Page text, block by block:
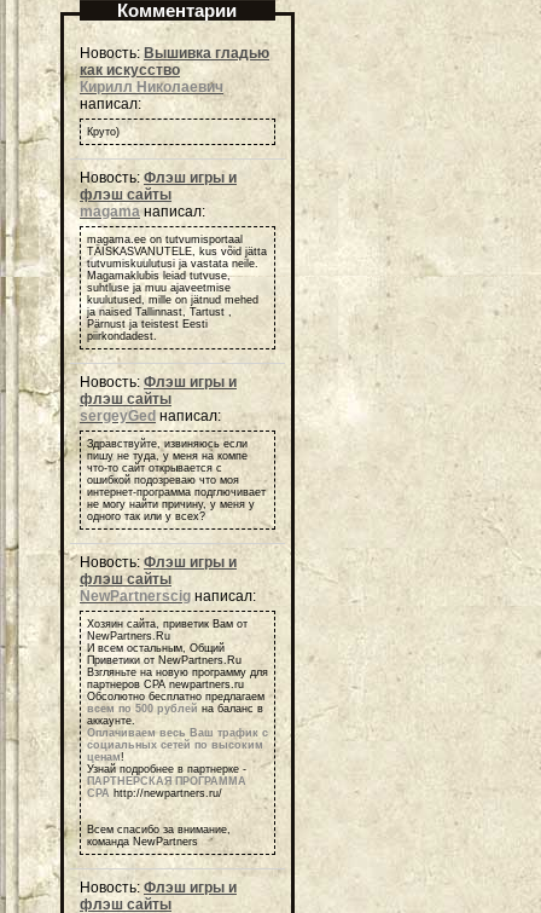
Комментарии
Новость: Вышивка гладью
как искусство
Кирилл Николаевич
написал:
Круто)
Новость: Флэш игры и
флэш сайты
magamaнаписал:
magama.ee on tutvumisportaal
TÄISKASVANUTELE, kus võid jätta
tutvumiskuulutusi ja vastata neile.
Magamaklubis leiad tutvuse,
suhtluse ja muu ajaveetmise
kuulutused, mille on jätnud mehed
ja naised Tallinnast, Tartust ,
Pärnust ja teistest Eesti
piirkondadest.
Новость: Флэш игры и
флэш сайты
sergeyGed написал:
Здравствуйте, извиняюсь если
пишу не туда, у меня на компе
что-то сайт открывается с
ошибкой подозреваю что моя
интернет-программа подглючивает
не могу найти причину, у меня у
одного так или у всех?
Новость: Флэш игры и
флэш сайты
NewPartnerscig написал:
Хозяин сайта, приветик Вам от
NewPartners.Ru
И всем остальным, Общий
Приветики от NewPartners.Ru
Взгляньте на новую программу для
партнеров СРА newpartners.ru
Обсолютно бесплатно предлагаем
всем по 500 рублей на баланс в
аккаунте.
Оплачиваем весь Ваш трафик с
социальных сетей по высоким
ценам!
Узнай подробнее в партнерке -
ПАРТНЕРСКАЯ ПРОГРАММА
СРА http://newpartners.ru/
Всем спасибо за внимание,
команда NewPartners
Новость: Флэш игры и
флэш сайты